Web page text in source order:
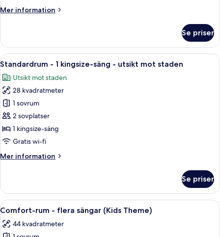
säng
Mer information
Mer
-
kingsize-
Se priser
Öppna
alla
foton
för
Standardrum
-
1
kingsize-
-
staden
Standardrum - 1 kingsize-säng -
3
Standardrum - 1 kingsize-säng - utsikt mot staden
Utsikt mot staden
28 kvadratmeter
1 sovrum
2 sovplatser
1 kingsize-säng
Gratis wi-fi
Mer information
Mer
-
kingsize-
utsikt
Se priser
Öppna
alla
foton
Ett modernt hotellrum med en stor
8
Comfort-rum - flera sängar (Kids Theme)
44 kvadratmeter